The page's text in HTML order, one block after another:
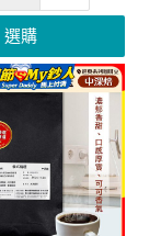
選購